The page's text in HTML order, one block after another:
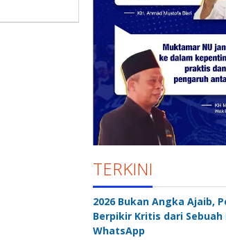
TERKINI
2026 Bukan Angka Ajaib,
Berpikir Kritis dari Sebuah
WhatsApp